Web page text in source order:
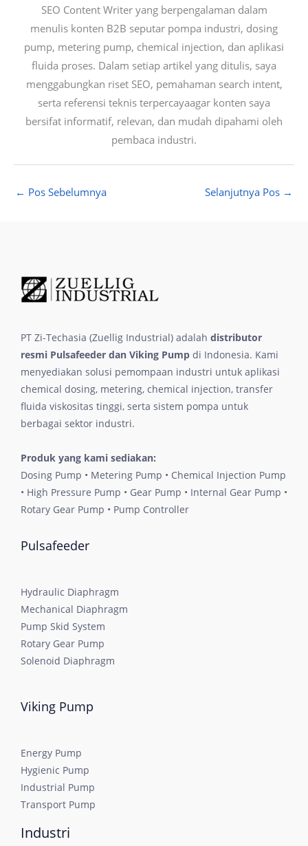
SEO Content Writer yang berpengalaman dalam
menulis konten B2B seputar pompa industri, dosing
pump, metering pump, chemical injection, dan aplikasi
fluida proses. Dalam setiap artikel yang ditulis, saya
menggabungkan riset SEO, pemahaman search intent,
serta referensi teknis terpercayaagar konten saya
bersifat informatif, relevan, dan mudah dipahami oleh
pembaca industri.
← Pos Sebelumnya Selanjutnya Pos →
PT Zi-Techasia (Zuellig Industrial) adalah distributor
resmi Pulsafeeder dan Viking Pump di Indonesia. Kami
menyediakan solusi pemompaan industri untuk aplikasi
chemical dosing, metering, chemical injection, transfer
fluida viskositas tinggi, serta sistem pompa untuk
berbagai sektor industri.
Produk yang kami sediakan:
Dosing Pump • Metering Pump • Chemical Injection Pump
• High Pressure Pump • Gear Pump • Internal Gear Pump •
Rotary Gear Pump • Pump Controller
Pulsafeeder
Hydraulic Diaphragm
Mechanical Diaphragm
Pump Skid System
Rotary Gear Pump
Solenoid Diaphragm
Viking Pump
Energy Pump
Hygienic Pump
Industrial Pump
Transport Pump
Industri